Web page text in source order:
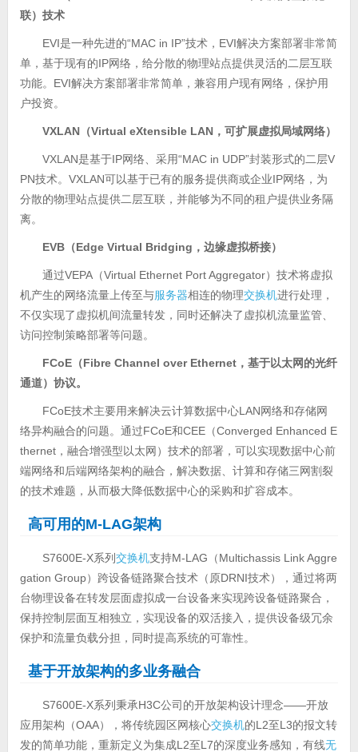
联）技术
EVI是一种先进的“MAC in IP”技术，EVI解决方案部署非常简
单，基于现有的IP网络，给分散的物理站点提供灵活的二层互联
功能。EVI解决方案部署非常简单，兼容用户现有网络，保护用
户投资。
VXLAN（Virtual eXtensible LAN，可扩展虚拟局域网络）
VXLAN是基于IP网络、采用“MAC in UDP”封装形式的二层V
PN技术。VXLAN可以基于已有的服务提供商或企业IP网络，为
分散的物理站点提供二层互联，并能够为不同的租户提供业务隔
离。
EVB（Edge Virtual Bridging，边缘虚拟桥接）
通过VEPA（Virtual Ethernet Port Aggregator）技术将虚拟
机产生的网络流量上传至与服务器相连的物理交换机进行处理，
不仅实现了虚拟机间流量转发，同时还解决了虚拟机流量监管、
访问控制策略部署等问题。
FCoE（Fibre Channel over Ethernet，基于以太网的光纤
通道）协议。
FCoE技术主要用来解决云计算数据中心LAN网络和存储网
络异构融合的问题。通过FCoE和CEE（Converged Enhanced E
thernet，融合增强型以太网）技术的部署，可以实现数据中心前
端网络和后端网络架构的融合，解决数据、计算和存储三网割裂
的技术难题，从而极大降低数据中心的采购和扩容成本。
高可用的M-LAG架构
S7600E-X系列交换机支持M-LAG（Multichassis Link Aggre
gation Group）跨设备链路聚合技术（原DRNI技术），通过将两
台物理设备在转发层面虚拟成一台设备来实现跨设备链路聚合，
保持控制层面互相独立，实现设备的双活接入，提供设备级冗余
保护和流量负载分担，同时提高系统的可靠性。
基于开放架构的多业务融合
S7600E-X系列秉承H3C公司的开放架构设计理念——开放
应用架构（OAA），将传统园区网核心交换机的L2至L3的报文转
发的简单功能，重新定义为集成L2至L7的深度业务感知，有线无